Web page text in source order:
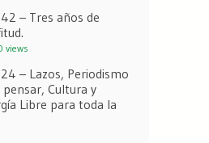
– Tres años de
views
– Lazos, Periodismo
pensar, Cultura y
Libre para toda la